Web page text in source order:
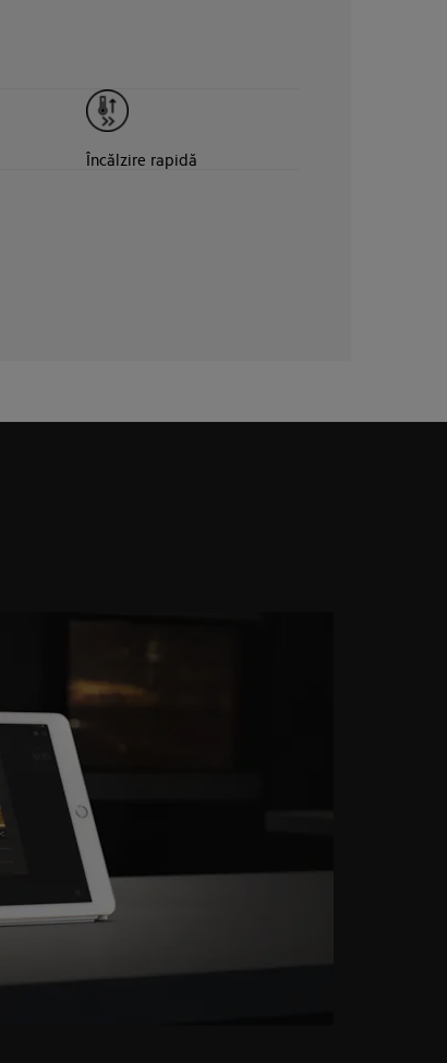
Încălzire rapidă